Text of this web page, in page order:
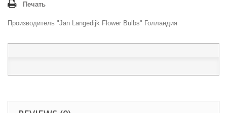
Печать
Производитель "Jan Langedijk Flower Bulbs" Голландия